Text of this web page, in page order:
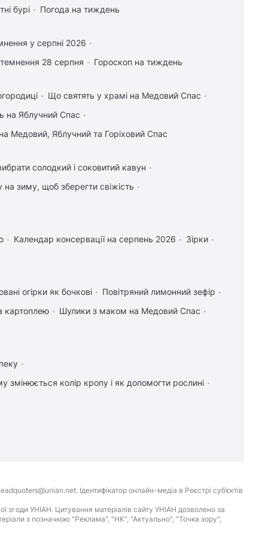
17:04 УНІАН
Нові солдати з Північної
17:00
Гороскоп на 7 серпня: Овнам –
стосунки, Рибам – джерело сили
17:00
7 серпня у Києві буде гроза, але
спека нікуди не подінеться
може різко поширитися вірус сказу: у чому
16:57
Українських чоловіків позбавили
захисту в ЄС: кого тепер вважають
"ухилянтами"
16:32
Цей фільм 2010 року визнали
історії кіно
бурі Погода на тиждень
у серпні 2026
28 серпня Гороскоп на тиждень
Що святять у храмі на Медовий Спас
на Яблучний Спас
Медовий, Яблучний та Горіховий Спас
солодкий і соковитий кавун
на зиму, щоб зберегти свіжість
Календар консервації на серпень 2026
Зірки
огірки як бочкові
Повітряний лимонний зефір
картоплею
Шулики з маком на Медовий Спас
змінюється колір кропу і як допомогти рослині
Ідентифікатор онлайн-медіа в Реєстрі суб’єктів
згоди УНІАН. Цитування матеріалів сайту УНІАН дозволено за
з позначкою "Реклама", "НК", "Актуально", "Точка зору",